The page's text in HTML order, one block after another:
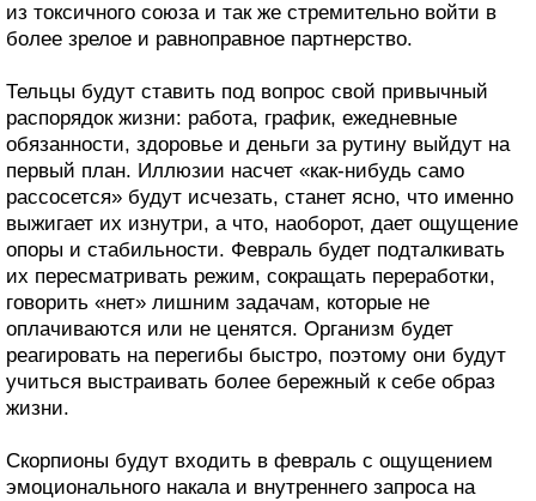
из токсичного союза и так же стремительно войти в
более зрелое и равноправное партнерство.
Тельцы будут ставить под вопрос свой привычный
распорядок жизни: работа, график, ежедневные
обязанности, здоровье и деньги за рутину выйдут на
первый план. Иллюзии насчет «как‑нибудь само
рассосется» будут исчезать, станет ясно, что именно
выжигает их изнутри, а что, наоборот, дает ощущение
опоры и стабильности. Февраль будет подталкивать
их пересматривать режим, сокращать переработки,
говорить «нет» лишним задачам, которые не
оплачиваются или не ценятся. Организм будет
реагировать на перегибы быстро, поэтому они будут
учиться выстраивать более бережный к себе образ
жизни.
Скорпионы будут входить в февраль с ощущением
эмоционального накала и внутреннего запроса на